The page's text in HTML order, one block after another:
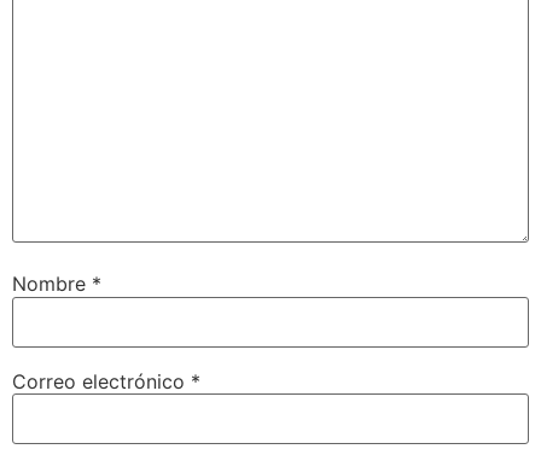
Nombre *
Correo electrónico *